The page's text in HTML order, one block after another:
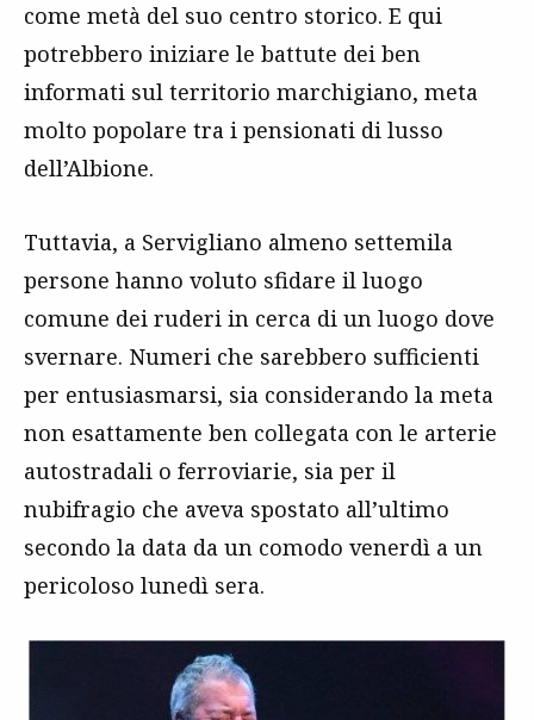
come metà del suo centro storico. E qui
potrebbero iniziare le battute dei ben
informati sul territorio marchigiano, meta
molto popolare tra i pensionati di lusso
dell’Albione.
Tuttavia, a Servigliano almeno settemila
persone hanno voluto sfidare il luogo
comune dei ruderi in cerca di un luogo dove
svernare. Numeri che sarebbero sufficienti
per entusiasmarsi, sia considerando la meta
non esattamente ben collegata con le arterie
autostradali o ferroviarie, sia per il
nubifragio che aveva spostato all’ultimo
secondo la data da un comodo venerdì a un
pericoloso lunedì sera.